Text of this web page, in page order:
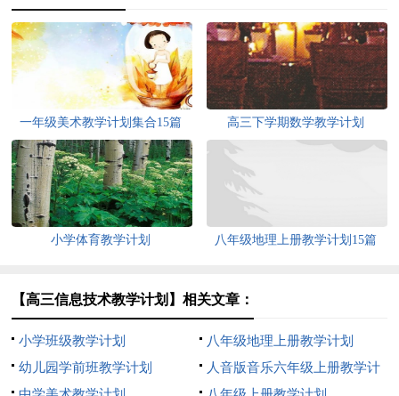
一年级美术教学计划集合15篇 高三下学期数学教学计划
小学体育教学计划 八年级地理上册教学计划15篇
【高三信息技术教学计划】相关文章：
小学班级教学计划
八年级地理上册教学计划
幼儿园学前班教学计划
人音版音乐六年级上册教学计